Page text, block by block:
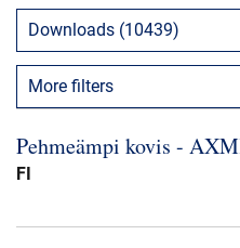
Downloads
Presse & Events
Über uns
Geschäftsführung
Nachhaltigkeit
Downloads (10439)
More filters
Pehmeämpi kovis -​
FI